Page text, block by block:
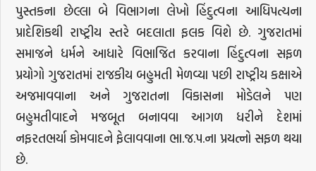
પુસ્તકના છેલ્લા બે વિભાગના લેખો હિંદુત્વના આધિપત્યના
પ્રાદેશિકથી રાષ્ટ્રીય સ્તરે બદલાતા ફલક વિશે છે. ગુજરાતમાં
સમાજને ધર્મને આધારે વિભાજિત કરવાના હિંદુત્વના સફળ
પ્રયોગો ગુજરાતમાં રાજકીય બહુમતી મેળવ્યા પછી રાષ્ટ્રીય કક્ષાએ
અજમાવવાના અને ગુજરાતના વિકાસના મોડેલને પણ
બહુમતીવાદને મજબૂત બનાવવા આગળ ધરીને દેશમાં
નફરતભર્યા કોમવાદને ફેલાવવાના ભા.જ.પ.ના પ્રયત્નો સફળ થયા
છે.